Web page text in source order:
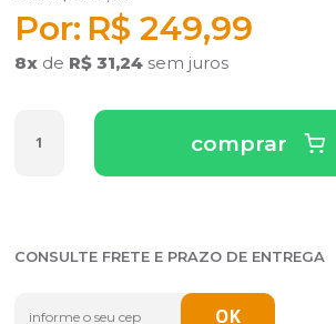
R$ 249,99
8x de R$ 31,24 sem juros
comprar
CONSULTE FRETE E PRAZO DE ENTREGA